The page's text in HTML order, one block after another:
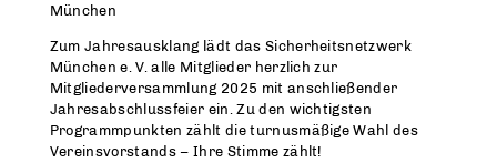
München
Zum Jahresausklang lädt das Sicherheitsnetzwerk
München e. V. alle Mitglieder herzlich zur
Mitgliederversammlung 2025 mit anschließender
Jahresabschlussfeier ein. Zu den wichtigsten
Programmpunkten zählt die turnusmäßige Wahl des
Vereinsvorstands – Ihre Stimme zählt!